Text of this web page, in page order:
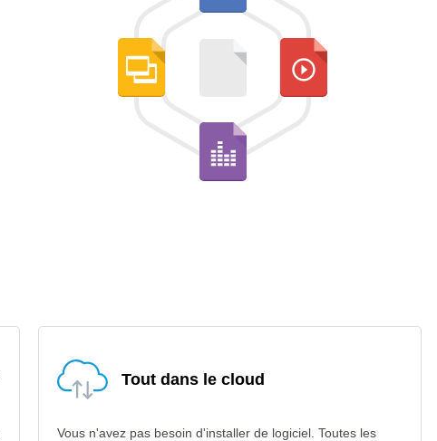
Tout dans le cloud
Vous n'avez pas besoin d'installer de logiciel. Toutes les